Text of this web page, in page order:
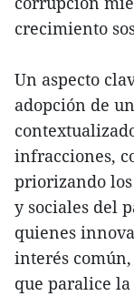
crecimiento
Un aspecto
adopción de
infracciones,
priorizando
y sociales del
quienes
interés
que paralice